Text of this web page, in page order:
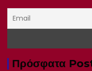
Πρόσφατα